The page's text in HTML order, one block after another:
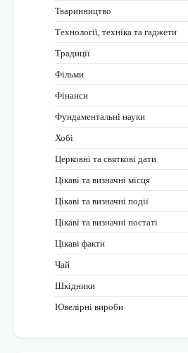
Тваринництво
Технології, техніка та гаджети
Традиції
Фільми
Фінанси
Фундаментальні науки
Хобі
Церковні та святкові дати
Цікаві та визначні місця
Цікаві та визначні події
Цікаві та визначні постаті
Цікаві факти
Чай
Шкідники
Ювелірні вироби